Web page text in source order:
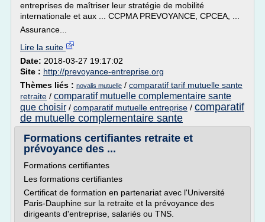
entreprises de maîtriser leur stratégie de mobilité
internationale et aux ... CCPMA PREVOYANCE, CPCEA, ...
Assurance...
Lire la suite
Date: 2018-03-27 19:17:02
Site : http://prevoyance-entreprise.org
Thèmes liés : novalis mutuelle / comparatif tarif mutuelle sante
retraite / comparatif mutuelle complementaire sante
que choisir / comparatif mutuelle entreprise / comparatif
de mutuelle complementaire sante
Formations certifiantes retraite et
prévoyance des ...
Formations certifiantes
Les formations certifiantes
Certificat de formation en partenariat avec l'Université
Paris-Dauphine sur la retraite et la prévoyance des
dirigeants d'entreprise, salariés ou TNS.